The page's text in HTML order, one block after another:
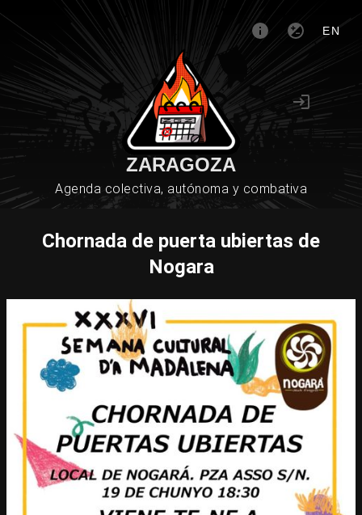
EN
ZARAGOZA
Agenda colectiva, autónoma y combativa
Chornada de puerta ubiertas de
Nogara